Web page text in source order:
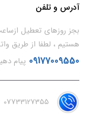
آدرس و تلفن
بجز روزهای تعطیل
هستیم ، لطفا از طریق
09177009550 پیام
07733127355